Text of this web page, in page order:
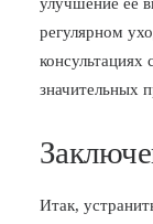
регулярном
значительных
Итак,